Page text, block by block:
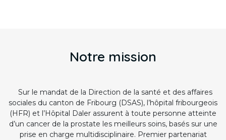
Notre mission
Sur le mandat de la Direction de la santé et des affaires
sociales du canton de Fribourg (DSAS), l’hôpital fribourgeois
(HFR) et l’Hôpital Daler assurent à toute personne atteinte
d’un cancer de la prostate les meilleurs soins, basés sur une
prise en charge multidisciplinaire. Premier partenariat